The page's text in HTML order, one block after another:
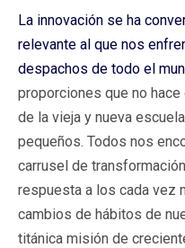
La innovación se ha
relevante al que nos
despachos de todo el
proporciones que no
de la vieja y nueva
pequeños. Todos nos
carrusel de
respuesta a los cada vez
cambios de hábitos de
titánica misión de